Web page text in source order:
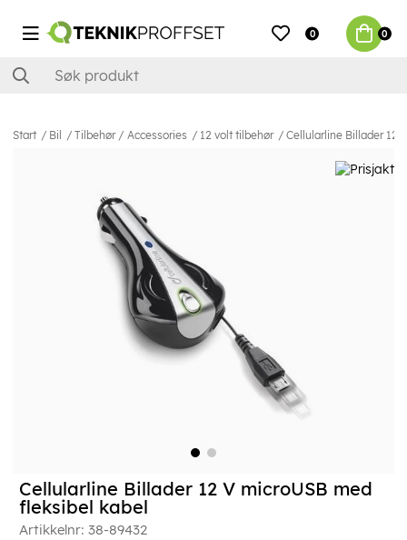
0 0
Start Bil Tilbehør / Accessories 12 volt tilbehør Cellularline Billader 12
Cellularline Billader 12 V microUSB med
fleksibel kabel
Artikkelnr: 38-89432